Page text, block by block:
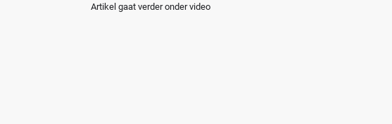
Artikel gaat verder onder video